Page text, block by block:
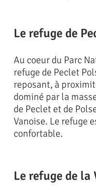
Le refuge de
Au coeur du Parc
refuge de Peclet
reposant, à
dominé par la
de Peclet et de
Vanoise. Le refuge
confortable.
Le refuge de la